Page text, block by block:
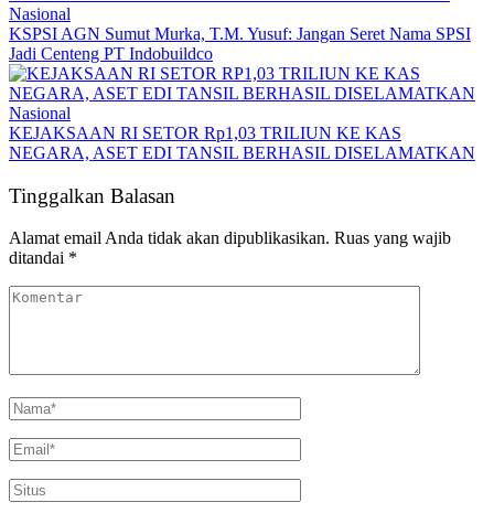
Nasional
KSPSI AGN Sumut Murka, T.M. Yusuf: Jangan Seret Nama SPSI
Jadi Centeng PT Indobuildco
Nasional
KEJAKSAAN RI SETOR Rp1,03 TRILIUN KE KAS
NEGARA, ASET EDI TANSIL BERHASIL DISELAMATKAN
Tinggalkan Balasan
Alamat email Anda tidak akan dipublikasikan. Ruas yang wajib
ditandai *